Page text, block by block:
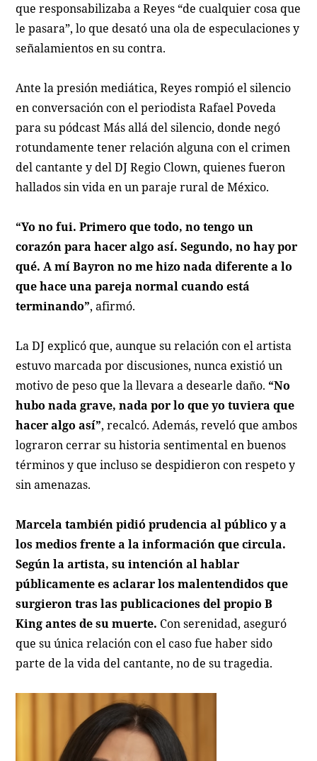
que responsabilizaba a Reyes “de cualquier cosa que
le pasara”, lo que desató una ola de especulaciones y
señalamientos en su contra.
Ante la presión mediática, Reyes rompió el silencio
en conversación con el periodista Rafael Poveda
para su pódcast Más allá del silencio, donde negó
rotundamente tener relación alguna con el crimen
del cantante y del DJ Regio Clown, quienes fueron
hallados sin vida en un paraje rural de México.
“Yo no fui. Primero que todo, no tengo un
corazón para hacer algo así. Segundo, no hay por
qué. A mí Bayron no me hizo nada diferente a lo
que hace una pareja normal cuando está
terminando”, afirmó.
La DJ explicó que, aunque su relación con el artista
estuvo marcada por discusiones, nunca existió un
motivo de peso que la llevara a desearle daño. “No
hubo nada grave, nada por lo que yo tuviera que
hacer algo así”, recalcó. Además, reveló que ambos
lograron cerrar su historia sentimental en buenos
términos y que incluso se despidieron con respeto y
sin amenazas.
Marcela también pidió prudencia al público y a
los medios frente a la información que circula.
Según la artista, su intención al hablar
públicamente es aclarar los malentendidos que
surgieron tras las publicaciones del propio B
King antes de su muerte. Con serenidad, aseguró
que su única relación con el caso fue haber sido
parte de la vida del cantante, no de su tragedia.